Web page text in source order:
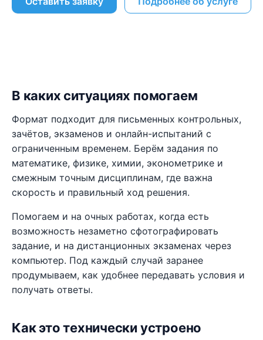
В каких ситуациях помогаем
Формат подходит для письменных контрольных,
зачётов, экзаменов и онлайн-испытаний с
ограниченным временем. Берём задания по
математике, физике, химии, эконометрике и
смежным точным дисциплинам, где важна
скорость и правильный ход решения.
Помогаем и на очных работах, когда есть
возможность незаметно сфотографировать
задание, и на дистанционных экзаменах через
компьютер. Под каждый случай заранее
продумываем, как удобнее передавать условия и
получать ответы.
Как это технически устроено